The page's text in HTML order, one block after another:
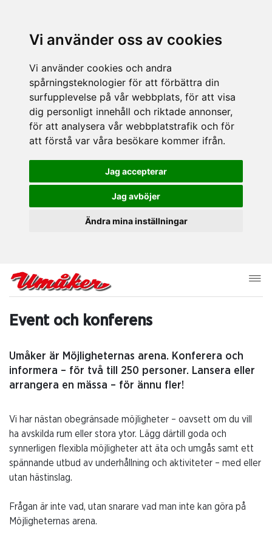
Vi använder oss av cookies
Vi använder cookies och andra
spårningsteknologier för att förbättra din
surfupplevelse på vår webbplats, för att visa
dig personligt innehåll och riktade annonser,
för att analysera vår webbplatstrafik och för
att förstå var våra besökare kommer ifrån.
Jag accepterar
Jag avböjer
Ändra mina inställningar
Event och konferens
Umåker är Möjligheternas arena. Konferera och
informera – för två till 250 personer. Lansera eller
arrangera en mässa – för ännu fler!
Vi har nästan obegränsade möjligheter – oavsett om du vill
ha avskilda rum eller stora ytor. Lägg därtill goda och
synnerligen flexibla möjligheter att äta och umgås samt ett
spännande utbud av underhållning och aktiviteter – med eller
utan hästinslag.
Frågan är inte vad, utan snarare vad man inte kan göra på
Möjligheternas arena.